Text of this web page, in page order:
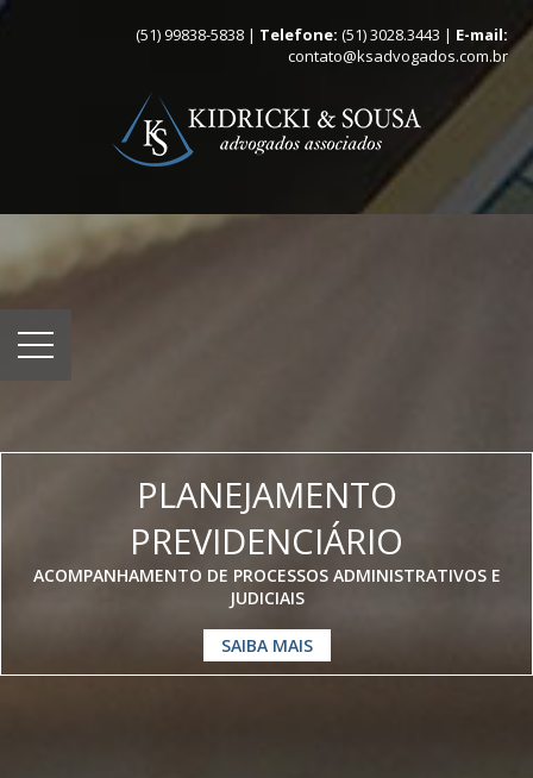
(51) 99838-5838 | Telefone: (51) 3028.3443 | E-mail:
contato@ksadvogados.com.br
PLANEJAMENTO
PREVIDENCIÁRIO
ACOMPANHAMENTO DE PROCESSOS ADMINISTRATIVOS E
JUDICIAIS
SAIBA MAIS